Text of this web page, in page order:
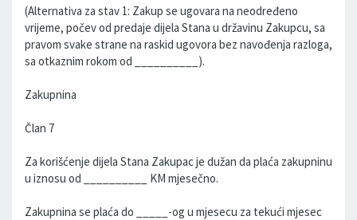
(Alternativa za stav 1: Zakup se ugovara na neodređeno
vrijeme, počev od predaje dijela Stana u državinu Zakupcu, sa
pravom svake strane na raskid ugovora bez navođenja razloga,
sa otkaznim rokom od __________).
Zakupnina
Član 7
Za korišćenje dijela Stana Zakupac je dužan da plaća zakupninu
u iznosu od __________ KM mjesečno.
Zakupnina se plaća do _____-og u mjesecu za tekući mjesec